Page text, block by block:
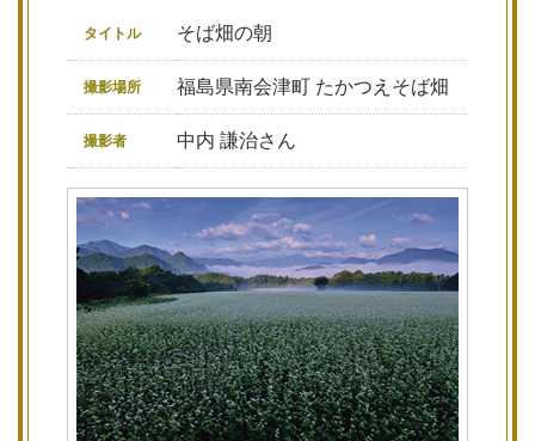
タイトル そば畑の朝
撮影場所 福島県南会津町 たかつえそば畑
撮影者 中内 謙治さん